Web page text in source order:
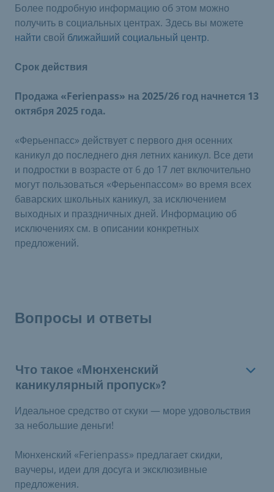
Более подробную информацию об этом можно
получить в социальных центрах. Здесь вы можете
найти свой ближайший социальный центр.
Срок действия
Продажа «Ferienpass» на 2025/26 год начнется 13
октября 2025 года.
«Ферьенпасс» действует с первого дня осенних
каникул до последнего дня летних каникул. Все дети
и подростки в возрасте от 6 до 17 лет включительно
могут пользоваться «Ферьенпассом» во время всех
баварских школьных каникул, за исключением
выходных и праздничных дней. Информацию об
исключениях см. в описании конкретных
предложений.
Вопросы и ответы
Что такое «Мюнхенский
каникулярный пропуск»?
Идеальное средство от скуки — море удовольствия
за небольшие деньги!
Мюнхенский «Ferienpass» предлагает скидки,
ваучеры, идеи для досуга и эксклюзивные
предложения.